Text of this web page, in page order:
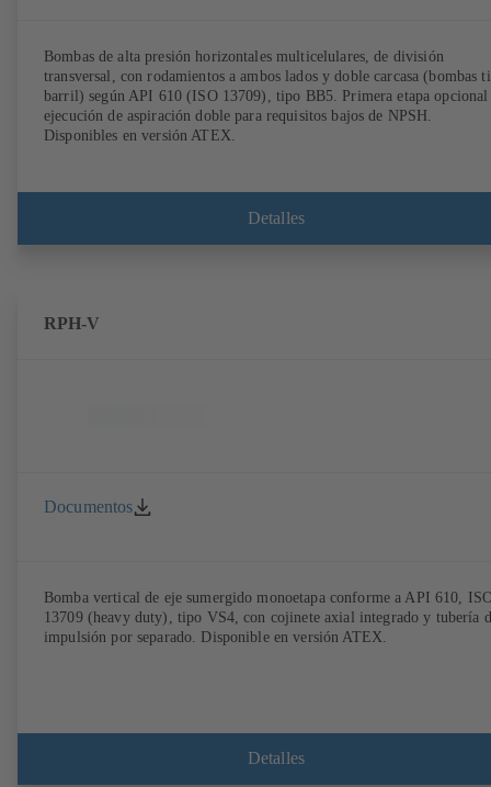
Bombas de alta presión horizontales multicelulares, de división
transversal, con rodamientos a ambos lados y doble carcasa (bombas
barril) según API 610 (ISO 13709), tipo BB5. Primera etapa opcional
ejecución de aspiración doble para requisitos bajos de NPSH.
Disponibles en versión ATEX.
Detalles
RPH-V
Documentos
Bomba vertical de eje sumergido monoetapa conforme a API 610,
13709 (heavy duty), tipo VS4, con cojinete axial integrado y tubería
impulsión por separado. Disponible en versión ATEX.
Detalles